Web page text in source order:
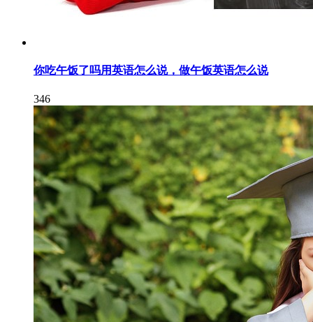
你吃午饭了吗用英语怎么说，做午饭英语怎么说
346